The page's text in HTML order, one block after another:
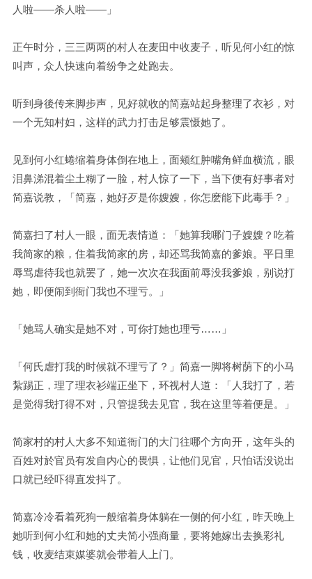
人啦——杀人啦——」
正午时分，三三两两的村人在麦田中收麦子，听见何小红的惊
叫声，众人快速向着纷争之处跑去。
听到身後传来脚步声，见好就收的简嘉站起身整理了衣衫，对
一个无知村妇，这样的武力打击足够震慑她了。
见到何小红蜷缩着身体倒在地上，面颊红肿嘴角鲜血横流，眼
泪鼻涕混着尘土糊了一脸，村人惊了一下，当下便有好事者对
简嘉说教，「简嘉，她好歹是你嫂嫂，你怎麽能下此毒手？」
简嘉扫了村人一眼，面无表情道：「她算我哪门子嫂嫂？吃着
我简家的粮，住着我简家的房，却还骂我简嘉的爹娘。平日里
辱骂虐待我也就罢了，她一次次在我面前辱没我爹娘，别说打
她，即便闹到衙门我也不理亏。」
「她骂人确实是她不对，可你打她也理亏……」
「何氏虐打我的时候就不理亏了？」简嘉一脚将树荫下的小马
紮踢正，理了理衣衫端正坐下，环视村人道：「人我打了，若
是觉得我打得不对，只管提我去见官，我在这里等着便是。」
简家村的村人大多不知道衙门的大门往哪个方向开，这年头的
百姓对於官员有发自内心的畏惧，让他们见官，只怕话没说出
口就已经吓得直发抖了。
简嘉冷冷看着死狗一般缩着身体躺在一侧的何小红，昨天晚上
她听到何小红和她的丈夫简小强商量，要将她嫁出去换彩礼
钱，收麦结束媒婆就会带着人上门。